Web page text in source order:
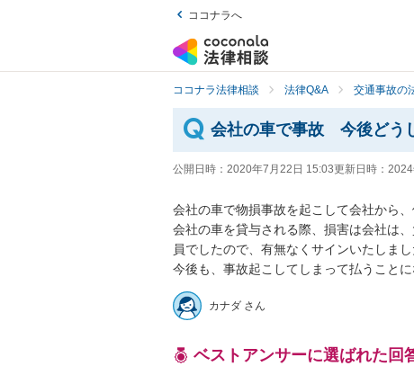
ココナラへ
ココナラ法律相談 法律Q&A 交通事故の
会社の車で事故 今後どう
公開日時： 2020年7月22日 15:03更新日時：
会社の車で物損事故を起こして会社から、
会社の車を貸与される際、損害は会社は
員でしたので、有無なくサインいたしまし
カナダ さん
ベストアンサーに選ばれた回